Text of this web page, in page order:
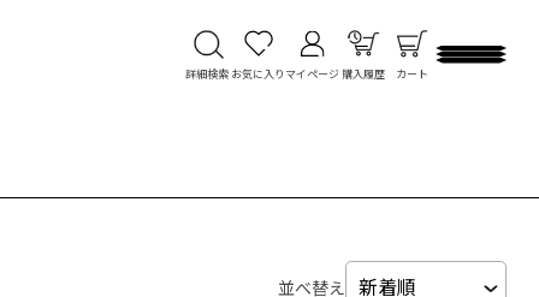
詳細検索 お気に入り マイページ 購入履歴 カート
並べ替え